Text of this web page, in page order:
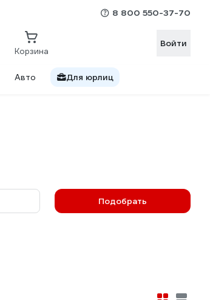
8 800 550-37-70
Корзина
Войти
Авто Для юрлиц
Подобрать